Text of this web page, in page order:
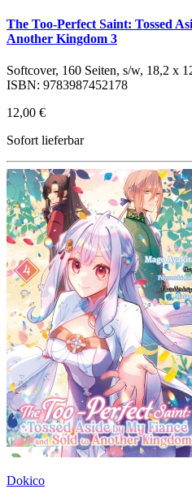
The Too-Perfect Saint: Tossed
Another Kingdom 3
Softcover, 160 Seiten, s/w, 18,2 x
ISBN: 9783987452178
12,00 €
Sofort lieferbar
Dokico